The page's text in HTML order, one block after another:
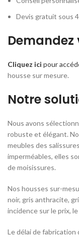
Devis gratuit sous
Demandez
Cliquez ici pour
housse sur mesure.
Notre
Nous avons
robuste et élégant.
meubles des
imperméables, elles
de moisissures.
Nos housses sur-
noir, gris anthracite,
incidence sur le prix,
Le délai de fabrication